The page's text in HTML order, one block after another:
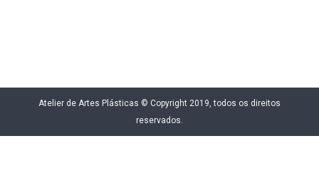
Atelier de Artes Plásticas © Copyright 2019, todos os direitos
reservados.